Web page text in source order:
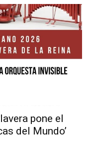
pone el
del Mundo’